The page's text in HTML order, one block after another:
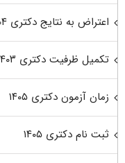
اعتراض به نتایج دکتری ۱۴۰۴
تکمیل ظرفیت دکتری ۱۴۰۳
زمان آزمون دکتری ۱۴۰۵
ثبت نام دکتری ۱۴۰۵